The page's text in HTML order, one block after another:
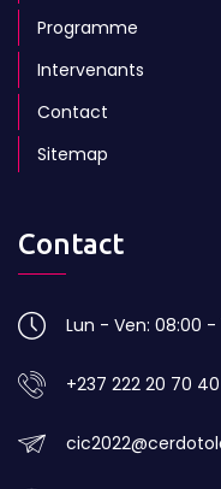
Programme
Intervenants
Contact
Sitemap
Contact
Lun - Ven: 08:00 -
+237 222 20 70 40